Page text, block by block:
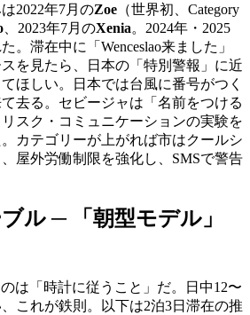
2022年7月のZoe （世界初、Category
、2023年7月のXenia。2024年・2025
。滞在中に「Wenceslao来ました」
を見たら、日本の「特別警報」に近
ほしい。日本では台風に番号がつく
去る。セビージャは「名前をつける
スク・コミュニケーションの実験を
カテゴリーが上がれば市はクールシ
屋外労働制限を強化し、SMSで警告
ル ─ 「朝型モデル」
は「時計に従うこと」だ。日中12〜
これが鉄則。以下は2泊3日滞在の推